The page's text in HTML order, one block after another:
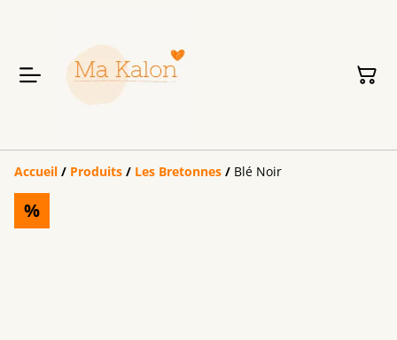
Accueil / Produits / Les Bretonnes / Blé Noir
%